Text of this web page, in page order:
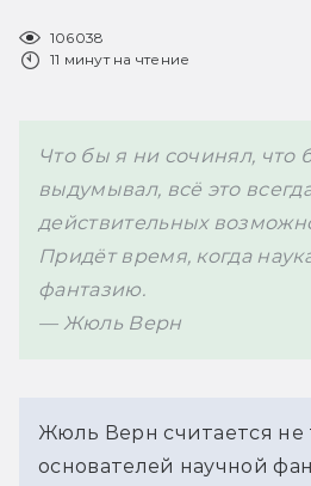
106038
11 минут на чтение
Что бы я ни сочинял, что
выдумывал, всё это
действительных
Придёт время, когда
фантазию.
— Жюль Верн
Жюль Верн считается не
основателей научной